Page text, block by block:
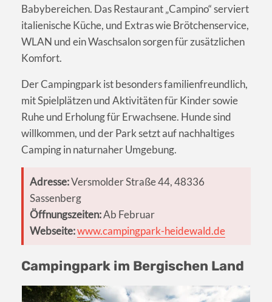
Babybereichen. Das Restaurant „Campino“ serviert
italienische Küche, und Extras wie Brötchenservice,
WLAN und ein Waschsalon sorgen für zusätzlichen
Komfort.
Der Campingpark ist besonders familienfreundlich,
mit Spielplätzen und Aktivitäten für Kinder sowie
Ruhe und Erholung für Erwachsene. Hunde sind
willkommen, und der Park setzt auf nachhaltiges
Camping in naturnaher Umgebung.
Adresse:Versmolder Straße 44, 48336
Sassenberg
Öffnungszeiten:Ab Februar
Webseite:www.campingpark-heidewald.de
Campingpark im Bergischen Land